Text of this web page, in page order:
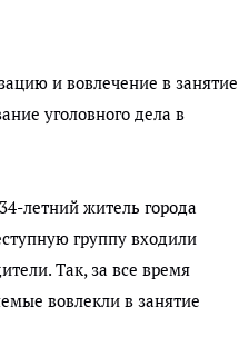
и вовлечение в занятие
уголовного дела в
летний житель города
группу входили
Так, за все время
вовлекли в занятие